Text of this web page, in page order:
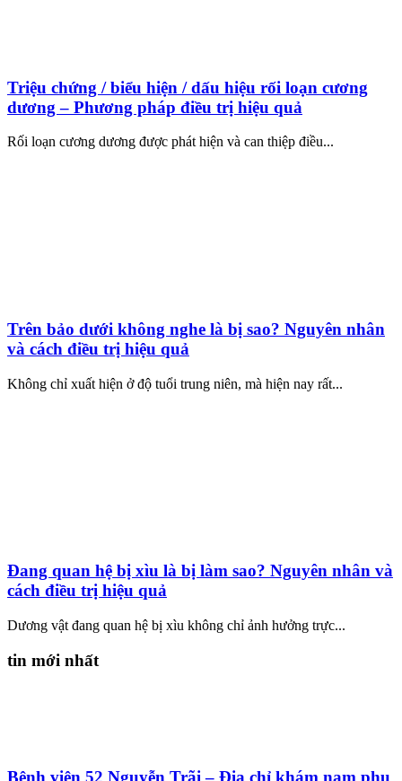
Triệu chứng / biểu hiện / dấu hiệu rối loạn cương
dương – Phương pháp điều trị hiệu quả
Rối loạn cương dương được phát hiện và can thiệp điều...
Trên bảo dưới không nghe là bị sao? Nguyên nhân
và cách điều trị hiệu quả
Không chỉ xuất hiện ở độ tuổi trung niên, mà hiện nay rất...
Đang quan hệ bị xìu là bị làm sao? Nguyên nhân và
cách điều trị hiệu quả
Dương vật đang quan hệ bị xìu không chỉ ảnh hưởng trực...
tin mới nhất